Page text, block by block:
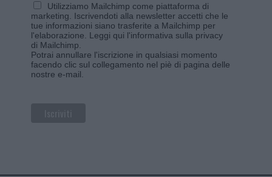
Utilizziamo Mailchimp come piattaforma di
marketing. Iscrivendoti alla newsletter accetti che le
tue informazioni siano trasferite a Mailchimp per
l'elaborazione. Leggi qui l'informativa sulla privacy
di Mailchimp
Potrai annullare l'iscrizione in qualsiasi momento
facendo clic sul collegamento nel piè di pagina delle
nostre e-mail.